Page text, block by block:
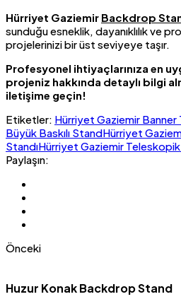
Hürriyet Gaziemir Backdrop
sunduğu esneklik, dayanıklılık ve
projelerinizi bir üst seviyeye taşır.
Profesyonel ihtiyaçlarınıza en
projeniz hakkında detaylı bilgi
iletişime geçin!
Etiketler: Hürriyet Gaziemir Banner
Büyük Baskılı StandHürriyet
StandıHürriyet Gaziemir
Paylaşın:
Önceki
Huzur Konak Backdrop Stand